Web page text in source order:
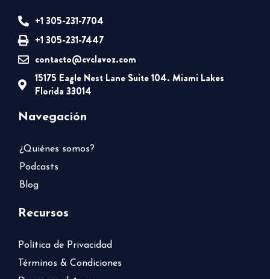
+1 305-231-7704
+1 305-231-7447
contacto@cvclavoz.com
15175 Eagle Nest Lane Suite 104. Miami Lakes
Florida 33014
Navegación
¿Quiénes somos?
Podcasts
Blog
Recursos
Política de Privacidad
Términos & Condiciones